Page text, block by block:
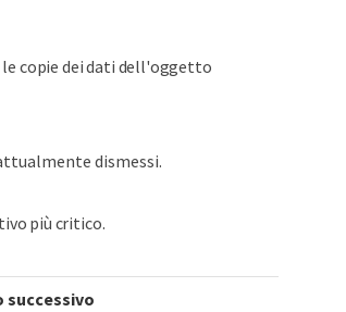
copie dei dati dell'oggetto
dismessi.
più critico.
successivo